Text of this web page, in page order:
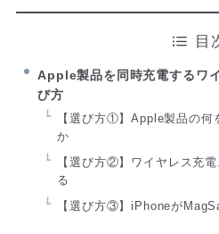
目
Apple製品を同時充電するワ
び方
【選び方①】Apple製品の何
か
【選び方②】ワイヤレス充
る
【選び方③】iPhoneが